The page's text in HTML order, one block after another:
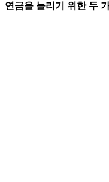
연금을 늘리기 위한 두